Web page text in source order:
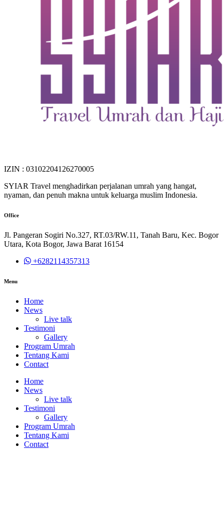
IZIN : 03102204126270005
SYIAR Travel menghadirkan perjalanan umrah yang hangat,
nyaman, dan penuh makna untuk keluarga muslim Indonesia.
Office
Jl. Pangeran Sogiri No.327, RT.03/RW.11, Tanah Baru, Kec. Bogor
Utara, Kota Bogor, Jawa Barat 16154
+6282114357313
Menu
Home
News
Live talk
Testimoni
Gallery
Program Umrah
Tentang Kami
Contact
Home
News
Live talk
Testimoni
Gallery
Program Umrah
Tentang Kami
Contact